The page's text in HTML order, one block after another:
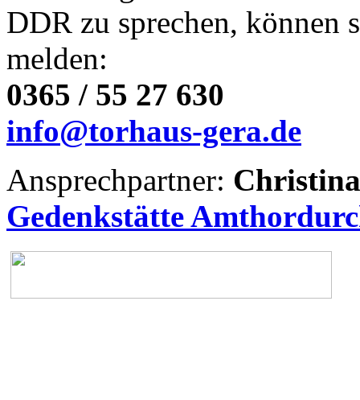
DDR zu sprechen, können
melden:
0365 / 55 27 630
info@torhaus-gera.de
Ansprechpartner:
Gedenkstätte